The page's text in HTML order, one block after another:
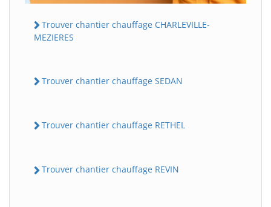
Trouver chantier chauffage CHARLEVILLE-
MEZIERES
Trouver chantier chauffage SEDAN
Trouver chantier chauffage RETHEL
Trouver chantier chauffage REVIN